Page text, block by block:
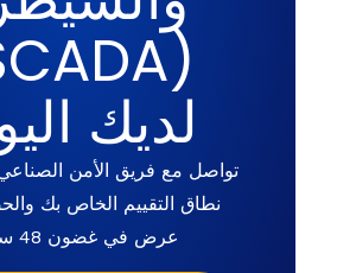
لديك
تواصل مع فريق الأمن الصناعي
نطاق التقييم الخاص بك
عرض في غضون 48 ساعة.